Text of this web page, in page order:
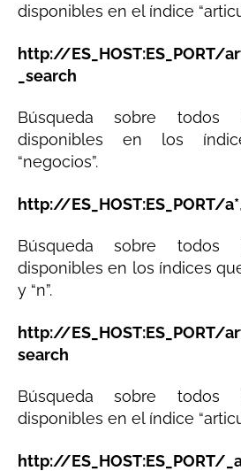
disponibles en el índice
http://ES_HOST:ES_PORT/
_search
Búsqueda sobre todos
disponibles en los
“negocios”.
http://ES_HOST:ES_PORT/a*,
Búsqueda sobre todos
disponibles en los índices
y “n”.
http://ES_HOST:ES_PORT/
search
Búsqueda sobre todos
disponibles en el índice
http://ES_HOST:ES_PORT/